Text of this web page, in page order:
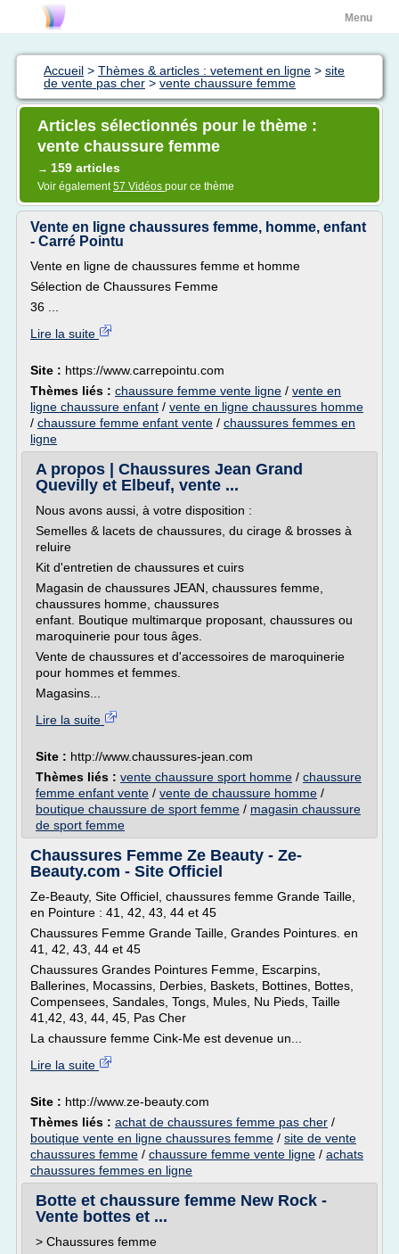
Menu
Accueil > Thèmes & articles : vetement en ligne > site
de vente pas cher > vente chaussure femme
Articles sélectionnés pour le thème :
vente chaussure femme
→ 159 articles
Voir également57 Vidéos pour ce thème
Vente en ligne chaussures femme, homme, enfant
- Carré Pointu
Vente en ligne de chaussures femme et homme
Sélection de Chaussures Femme
36 ...
Lire la suite
Site : https://www.carrepointu.com
Thèmes liés : chaussure femme vente ligne / vente en
ligne chaussure enfant / vente en ligne chaussures homme
/ chaussure femme enfant vente / chaussures femmes en
ligne
A propos | Chaussures Jean Grand
Quevilly et Elbeuf, vente ...
Nous avons aussi, à votre disposition :
Semelles & lacets de chaussures, du cirage & brosses à
reluire
Kit d'entretien de chaussures et cuirs
Magasin de chaussures JEAN, chaussures femme,
chaussures homme, chaussures
enfant. Boutique multimarque proposant, chaussures ou
maroquinerie pour tous âges.
Vente de chaussures et d'accessoires de maroquinerie
pour hommes et femmes.
Magasins...
Lire la suite
Site : http://www.chaussures-jean.com
Thèmes liés : vente chaussure sport homme / chaussure
femme enfant vente / vente de chaussure homme /
boutique chaussure de sport femme / magasin chaussure
de sport femme
Chaussures Femme Ze Beauty - Ze-
Beauty.com - Site Officiel
Ze-Beauty, Site Officiel, chaussures femme Grande Taille,
en Pointure : 41, 42, 43, 44 et 45
Chaussures Femme Grande Taille, Grandes Pointures. en
41, 42, 43, 44 et 45
Chaussures Grandes Pointures Femme, Escarpins,
Ballerines, Mocassins, Derbies, Baskets, Bottines, Bottes,
Compensees, Sandales, Tongs, Mules, Nu Pieds, Taille
41,42, 43, 44, 45, Pas Cher
La chaussure femme Cink-Me est devenue un...
Lire la suite
Site : http://www.ze-beauty.com
Thèmes liés : achat de chaussures femme pas cher /
boutique vente en ligne chaussures femme / site de vente
chaussures femme / chaussure femme vente ligne / achats
chaussures femmes en ligne
Botte et chaussure femme New Rock -
Vente bottes et ...
> Chaussures femme